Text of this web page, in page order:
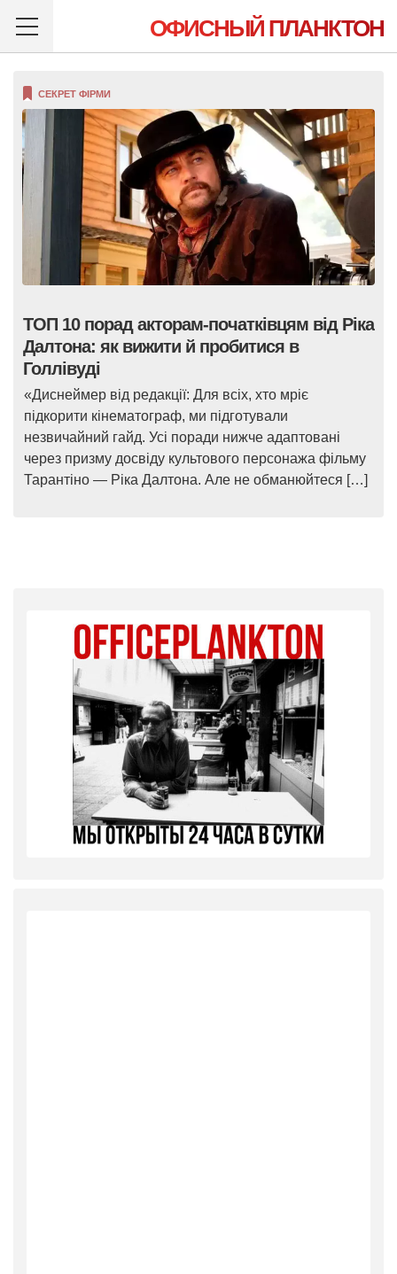
ОФИСНЫЙ ПЛАНКТОН
СЕКРЕТ ФІРМИ
ТОП 10 порад акторам-початківцям від Ріка
Далтона: як вижити й пробитися в
Голлівуді
«Диснеймер від редакції: Для всіх, хто мріє
підкорити кінематограф, ми підготували
незвичайний гайд. Усі поради нижче адаптовані
через призму досвіду культового персонажа фільму
Тарантіно — Ріка Далтона. Але не обманюйтеся […]